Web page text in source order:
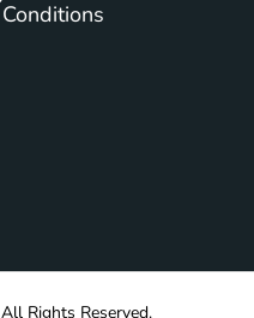
Conditions
All Rights Reserved.